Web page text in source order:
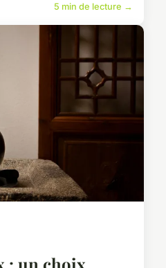
5 min de lecture →